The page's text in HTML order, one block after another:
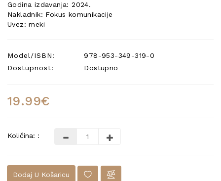
Godina izdavanja: 2024.
Nakladnik: Fokus komunikacije
Uvez: meki
Model/ISBN:
978-953-349-319-0
Dostupnost:
Dostupno
19.99€
Količina: :
Dodaj U Košaricu